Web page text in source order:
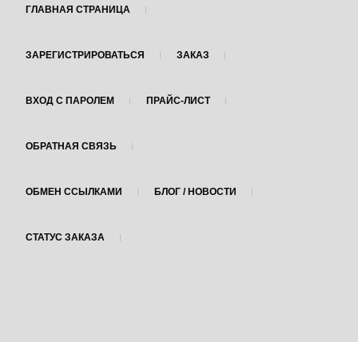
ГЛАВНАЯ СТРАНИЦА
ЗАРЕГИСТРИРОВАТЬСЯ ЗАКАЗ
ВХОД С ПАРОЛЕМ ПРАЙС-ЛИСТ
ОБРАТНАЯ СВЯЗЬ
ОБМЕН ССЫЛКАМИ БЛОГ / НОВОСТИ
СТАТУС ЗАКАЗА